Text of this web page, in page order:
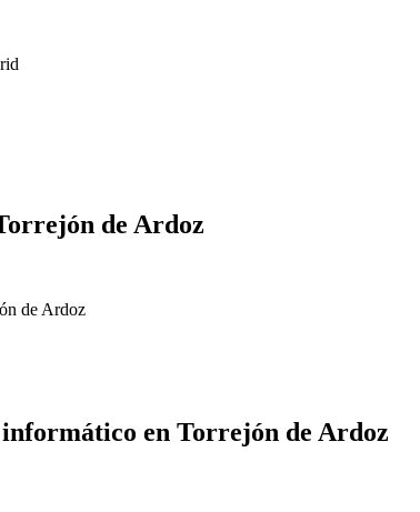
de Ardoz
de Ardoz
en Torrejón de Ardoz